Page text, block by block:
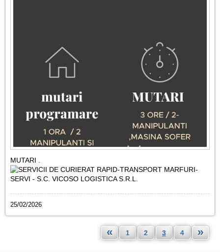
MUTARI .
25/02/2026
« 1 2 3 4 »